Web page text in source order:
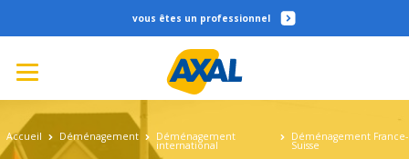
professionnel
Accueil Déménagement Déménagement
international
Déménagement France-
Suisse